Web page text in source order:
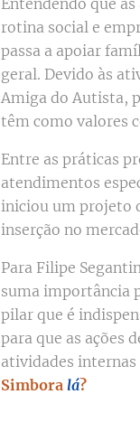
Entendendo que
rotina social e
passa a apoiar
geral. Devido às
Amiga do Autista,
têm como valores
Entre as práticas
atendimentos
iniciou um projeto
inserção no
Para Filipe
suma importância
pilar que é
para que as ações
atividades internas
Simbora lá?